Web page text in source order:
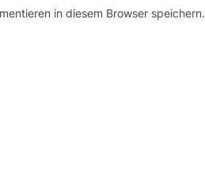
in diesem Browser speichern.